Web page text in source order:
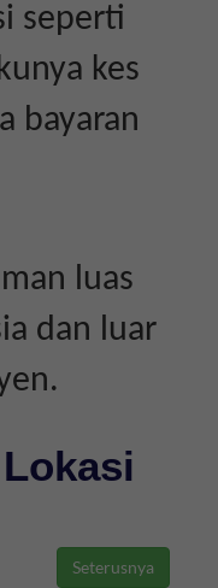
seperti
kes
bayaran
luas
dan luar